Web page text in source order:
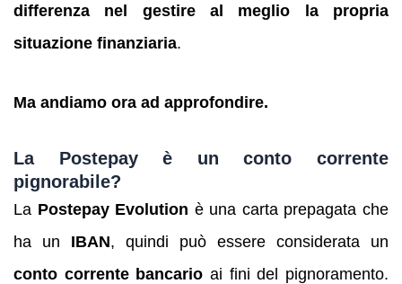
differenza nel gestire al meglio la propria
situazione finanziaria.
Ma andiamo ora ad approfondire.
La Postepay è un conto corrente
pignorabile?
La Postepay Evolution è una carta prepagata che
ha un IBAN, quindi può essere considerata un
conto corrente bancario ai fini del pignoramento.